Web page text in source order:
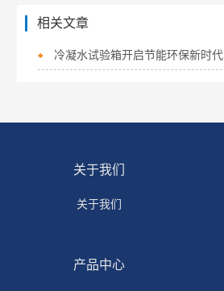
相关文章
冷凝水试验箱开启节能环保新时代
关于我们
关于我们
产品中心